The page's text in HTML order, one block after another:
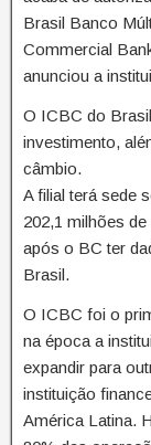
Brasil Banco
Commercial
anunciou a
O ICBC do
investimento,
câmbio.
A filial terá sede
202,1 milhões
após o BC ter
Brasil.
O ICBC foi o
na época a
expandir para
instituição
América Latina.